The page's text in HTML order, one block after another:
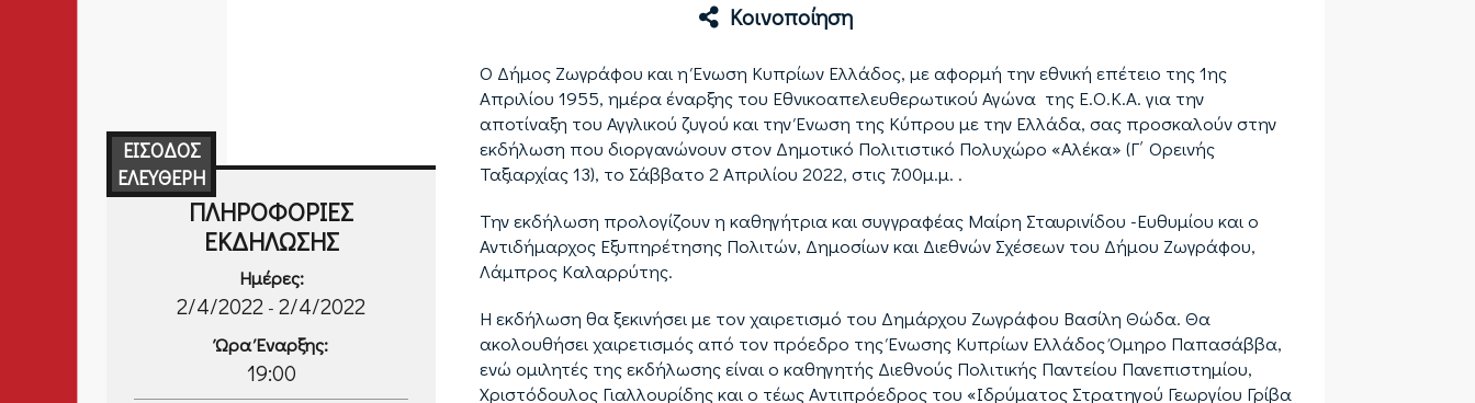
Κοινοποίηση
Ο Δήμος Ζωγράφου και η Ένωση Κυπρίων Ελλάδος, με αφορμή την εθνική επέτειο της 1ης
Απριλίου 1955, ημέρα έναρξης του Εθνικοαπελευθερωτικού Αγώνα της Ε.Ο.Κ.Α. για την
αποτίναξη του Αγγλικού ζυγού και την Ένωση της Κύπρου με την Ελλάδα, σας προσκαλούν στην
εκδήλωση που διοργανώνουν στον Δημοτικό Πολιτιστικό Πολυχώρο «Αλέκα» (Γ΄ Ορεινής
Ταξιαρχίας 13), το Σάββατο 2 Απριλίου 2022, στις 7:00μ.μ. .
Την εκδήλωση προλογίζουν η καθηγήτρια και συγγραφέας Μαίρη Σταυρινίδου -Ευθυμίου και ο
Αντιδήμαρχος Εξυπηρέτησης Πολιτών, Δημοσίων και Διεθνών Σχέσεων του Δήμου Ζωγράφου,
Λάμπρος Καλαρρύτης.
Η εκδήλωση θα ξεκινήσει με τον χαιρετισμό του Δημάρχου Ζωγράφου Βασίλη Θώδα. Θα
ακολουθήσει χαιρετισμός από τον πρόεδρο της Ένωσης Κυπρίων Ελλάδος Όμηρο Παπασάββα,
ενώ ομιλητές της εκδήλωσης είναι ο καθηγητής Διεθνούς Πολιτικής Παντείου Πανεπιστημίου,
Χριστόδουλος Γιαλλουρίδης και ο τέως Αντιπρόεδρος του «Ιδρύματος Στρατηγού Γεωργίου Γρίβα
ΠΛΗΡΟΦΟΡΊΕΣ
ΕΚΔΉΛΩΣΗΣ
Ημέρες:
2/4/2022 - 2/4/2022
Ώρα Έναρξης:
19:00
ΕΊΣΟΔΟΣ
ΕΛΕΎΘΕΡΗ